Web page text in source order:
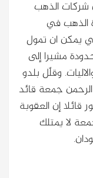
شركات الذهب
الذهب في
يمكن ان تمول
مشيرا إلى
وقلّل بلدو
جمعة قائد
قائلا إن العقوبة
لا يمتلك